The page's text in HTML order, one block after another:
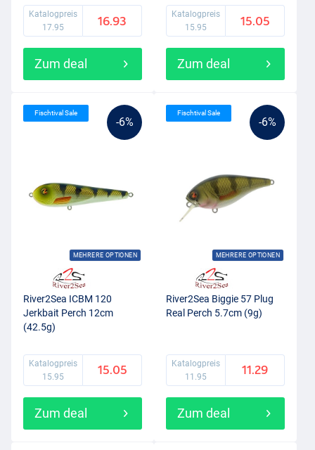
Katalogpreis
17.95
16.93
Zum deal
Katalogpreis
15.95
15.05
Zum deal
-6%
MEHRERE OPTIONEN
Fischtival Sale
River2Sea ICBM 120
Jerkbait Perch 12cm
(42.5g)
Katalogpreis
15.95
15.05
Zum deal
-6%
MEHRERE OPTIONEN
Fischtival Sale
River2Sea Biggie 57 Plug
Real Perch 5.7cm (9g)
Katalogpreis
11.95
11.29
Zum deal